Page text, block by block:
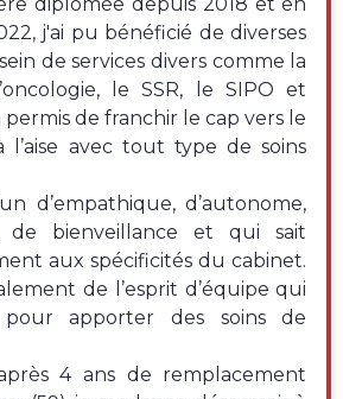
diplômée depuis 2018 et en
j'ai pu bénéficié de diverses
de services divers comme la
le SSR, le SIPO et
permis de franchir le cap vers le
l’aise avec tout type de soins
d’autonome,
de bienveillance et qui sait
aux spécificités du cabinet.
de l’esprit d’équipe qui
apporter des soins de
4 ans de remplacement